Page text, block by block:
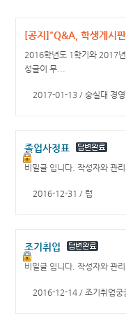
2016학년도 1학기와 2017
성글이 무...
2017-01-13 / 숭실대 경
졸업사정표
비밀글 입니다. 작성자와 관
2016-12-31 / 럽
조기취업
비밀글 입니다. 작성자와 관
2016-12-14 / 조기취업궁